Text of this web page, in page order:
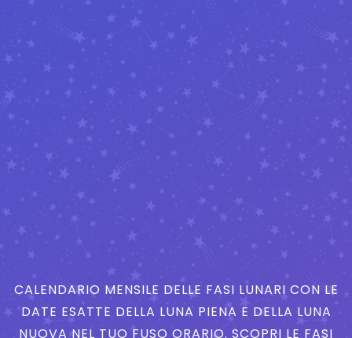
CALENDARIO MENSILE DELLE FASI LUNARI CON LE
DATE ESATTE DELLA LUNA PIENA E DELLA LUNA
NUOVA NEL TUO FUSO ORARIO. SCOPRI LE FASI